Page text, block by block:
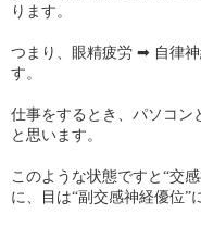
ります。
つまり、眼精疲労 ➡ 自律
す。
仕事をするとき、パソコン
と思います。
このような状態ですと“交
に、目は“副交感神経優位”